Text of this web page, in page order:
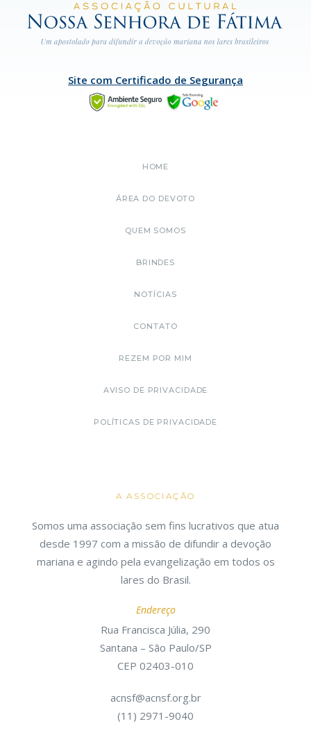
Site com Certificado de Segurança
HOME
ÁREA DO DEVOTO
QUEM SOMOS
BRINDES
NOTÍCIAS
CONTATO
REZEM POR MIM
AVISO DE PRIVACIDADE
POLÍTICAS DE PRIVACIDADE
A ASSOCIAÇÃO
Somos uma associação sem fins lucrativos que atua
desde 1997 com a missão de difundir a devoção
mariana e agindo pela evangelização em todos os
lares do Brasil.
Endereço
Rua Francisca Júlia, 290
Santana – São Paulo/SP
CEP 02403-010
acnsf@acnsf.org.br
(11) 2971-9040